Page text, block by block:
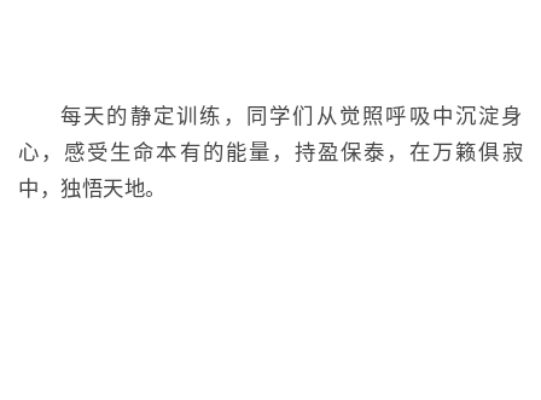
每天的静定训练，同学们从觉照呼吸中沉淀身
心，感受生命本有的能量，持盈保泰，在万籁俱寂
中，独悟天地。